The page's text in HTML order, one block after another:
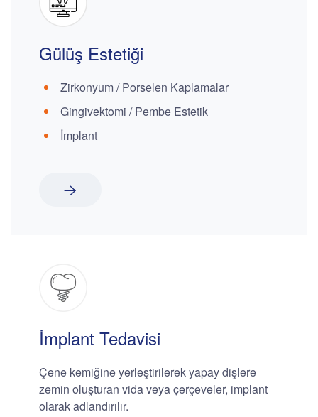
Gülüş Estetiği
Zirkonyum / Porselen Kaplamalar
Gingivektomi / Pembe Estetik
İmplant
İmplant Tedavisi
Çene kemiğine yerleştirilerek yapay dişlere
zemin oluşturan vida veya çerçeveler, implant
olarak adlandırılır.